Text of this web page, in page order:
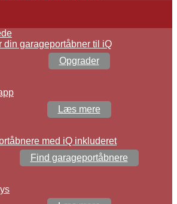
din garageportåbner til iQ
Opgrader
Læs mere
med iQ inkluderet
Find garageportåbnere